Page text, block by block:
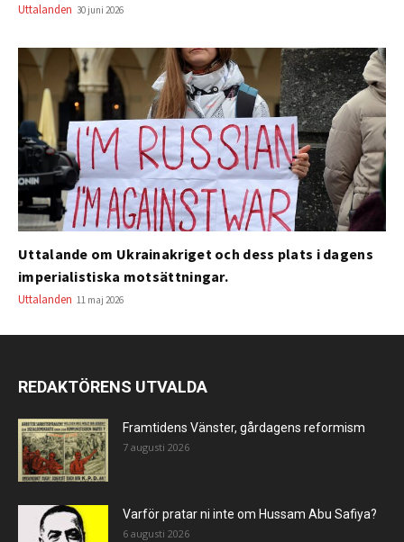
Uttalanden 30 juni 2026
Uttalande om Ukrainakriget och dess plats i dagens
imperialistiska motsättningar.
Uttalanden 11 maj 2026
REDAKTÖRENS UTVALDA
Framtidens Vänster, gårdagens reformism
7 augusti 2026
Varför pratar ni inte om Hussam Abu Safiya?
6 augusti 2026